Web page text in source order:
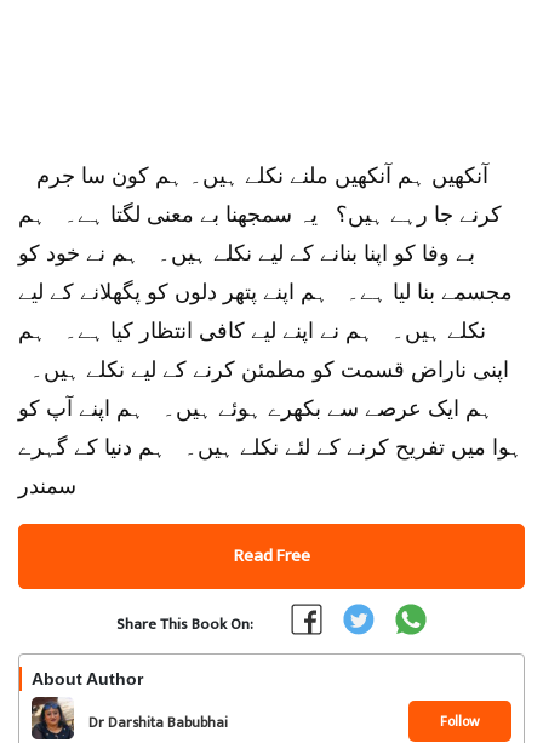
کرنے جا رہے ہیں؟ یہ سمجھنا بے معنی لگتا ہے۔ ہم
بے وفا کو اپنا بنانے کے لیے نکلے ہیں۔ ہم نے خود کو
مجسمے بنا لیا ہے۔ ہم اپنے پتھر دلوں کو پگھلانے کے لیے
نکلے ہیں۔ ہم نے اپنے لیے کافی انتظار کیا ہے۔ ہم
اپنی ناراض قسمت کو مطمئن کرنے کے لیے نکلے ہیں۔
ہم ایک عرصے سے بکھرے ہوئے ہیں۔ ہم اپنے آپ کو
ہوا میں تفریح ​​​​کرنے کے لئے نکلے ہیں۔ ہم دنیا کے گہرے
سمندر
Read Free
Share This Book On:
About Author
Dr Darshita Babubhai
Follow